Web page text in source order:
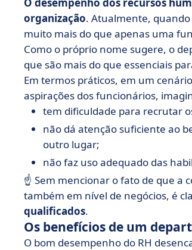
organização. Atualmente, quando
muito mais do que apenas uma
Como o próprio nome sugere, o
que são mais do que essenciais
Em termos práticos, em um
aspirações dos funcionários,
tem dificuldade para recrutar
não dá atenção suficiente ao
outro lugar;
não faz uso adequado das
☝️ Sem mencionar o fato de que a
também em nível de negócios, é
qualificados.
Os benefícios de um
O bom desempenho do RH